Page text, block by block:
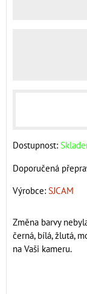
Dostupnost:
Výrobce: SJCAM
Změna barvy
černá, bílá, žlutá,
na Vaši kameru.